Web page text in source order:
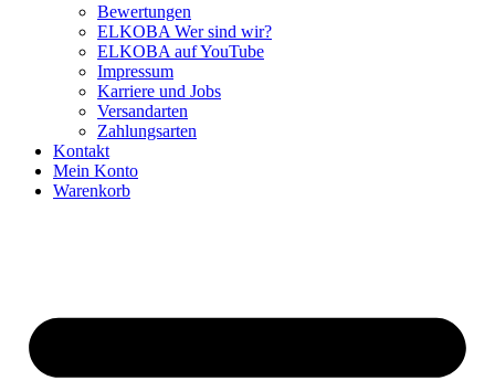
Bewertungen
ELKOBA Wer sind wir?
ELKOBA auf YouTube
Impressum
Karriere und Jobs
Versandarten
Zahlungsarten
Kontakt
Mein Konto
Warenkorb